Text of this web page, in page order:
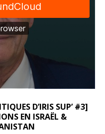
D’IRIS SUP’ #3]
EN ISRAËL &